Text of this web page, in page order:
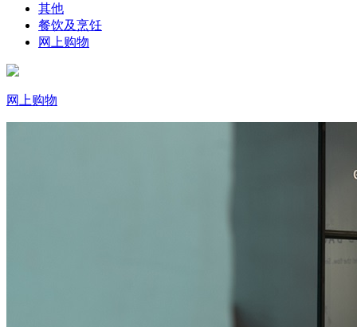
其他
餐饮及烹饪
网上购物
网上购物